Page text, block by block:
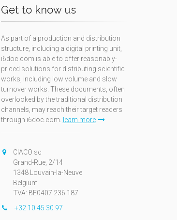
Get to know us
As part of a production and distribution
structure, including a digital printing unit,
i6doc.com is able to offer reasonably-
priced solutions for distributing scientific
works, including low volume and slow
turnover works. These documents, often
overlooked by the traditional distribution
channels, may reach their target readers
through i6doc.com.
learn more
CIACO sc
Grand-Rue, 2/14
1348 Louvain-la-Neuve
Belgium
TVA: BE0407.236.187
+32 10 45 30 97